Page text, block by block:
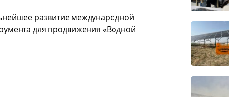
развитие международной
для продвижения «Водной